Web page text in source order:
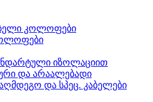
კოლოფები
იზოლაციით
და არაალებადი
და სპეც. კაბელები